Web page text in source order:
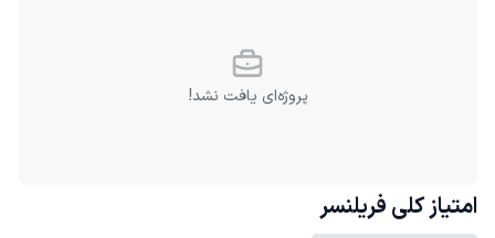
پروژه‌ای یافت نشد!
امتیاز کلی فریلنسر